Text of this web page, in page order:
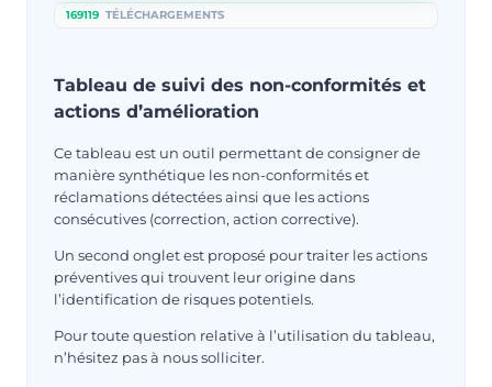
169119 TÉLÉCHARGEMENTS
Tableau de suivi des non-conformités et
actions d’amélioration
Ce tableau est un outil permettant de consigner de
manière synthétique les non-conformités et
réclamations détectées ainsi que les actions
consécutives (correction, action corrective).
Un second onglet est proposé pour traiter les actions
préventives qui trouvent leur origine dans
l’identification de risques potentiels.
Pour toute question relative à l’utilisation du tableau,
n’hésitez pas à nous solliciter.